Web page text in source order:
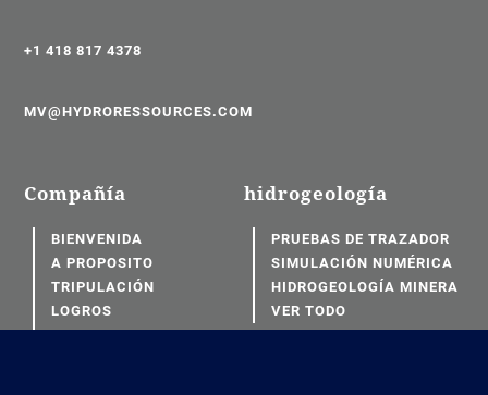
+1 418 817 4378
MV@HYDRORESSOURCES.COM
Compañía
BIENVENIDA
A PROPOSITO
TRIPULACIÓN
LOGROS
HONORARIO
hidrogeología
PRUEBAS DE TRAZADOR
SIMULACIÓN NUMÉRICA
HIDROGEOLOGÍA MINERA
VER TODO